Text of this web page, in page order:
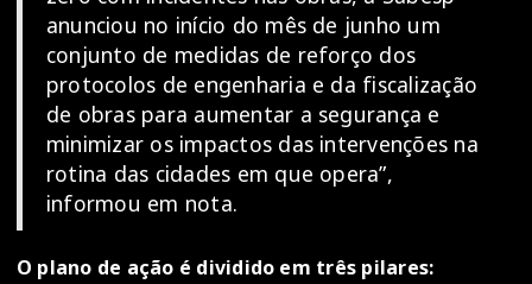
anunciou no início do mês de junho um
conjunto de medidas de reforço dos
protocolos de engenharia e da fiscalização
de obras para aumentar a segurança e
minimizar os impactos das intervenções na
rotina das cidades em que opera”,
informou em nota.
O plano de ação é dividido em três pilares: